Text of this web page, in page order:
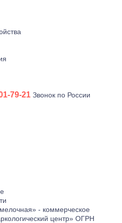
расстройства
79-21 Звонок по России
- коммерческое
центр» ОГРН